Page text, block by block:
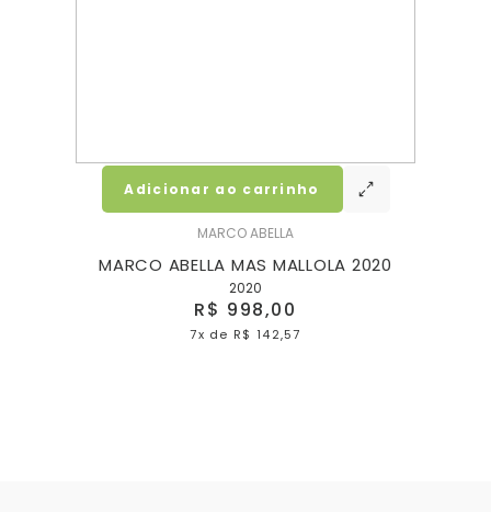
MARCO ABELLA
MARCO ABELLA MAS MALLOLA 2020
2020
R$ 998,00
7x de R$ 142,57
Adicionar ao carrinho